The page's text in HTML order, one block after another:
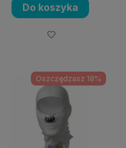
Do koszyka
Oszczędzasz 18%